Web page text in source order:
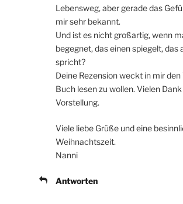
Lebensweg, aber gerade das
mir sehr bekannt.
Und ist es nicht großartig, wenn
begegnet, das einen spiegelt, das
spricht?
Deine Rezension weckt in mir
Buch lesen zu wollen. Vielen
Vorstellung.
Viele liebe Grüße und eine
Weihnachtszeit.
Nanni
Antworten